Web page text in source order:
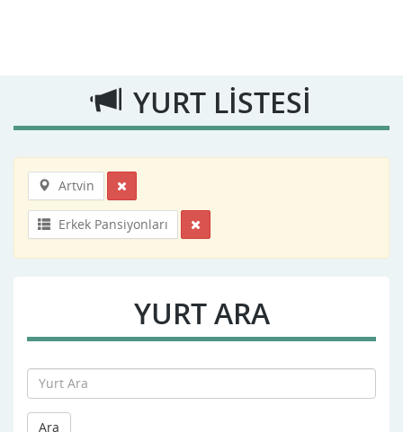
YURT LİSTESİ
Artvin
Erkek Pansiyonları
YURT ARA
Ara